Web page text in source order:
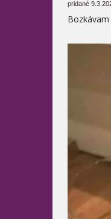
pridané
Bozkávam